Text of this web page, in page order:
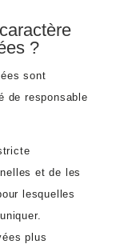
?
sont
de responsable
et de les
lesquelles
plus